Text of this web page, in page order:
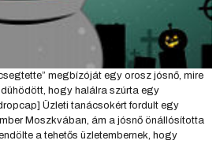
megbízóját egy orosz jósnő, mire
hogy halálra szúrta egy
Üzleti tanácsokért fordult egy
Moszkvában, ám a jósnő önállósította
a tehetős üzletembernek, hogy